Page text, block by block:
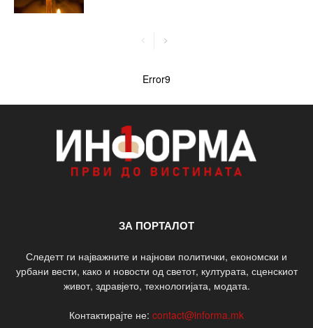
Error9
ЗА ПОРТАЛОТ
Следетт ги најважните и најнови политички, економски и
урбани вести, како и новости од светот, културата, сценскиот
живот, здравјето, технологијата, модата.
Контактирајте не: contact@informa.mk